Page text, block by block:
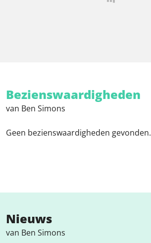
Bezienswaardigheden
van Ben Simons
Geen bezienswaardigheden gevonden.
Nieuws
van Ben Simons